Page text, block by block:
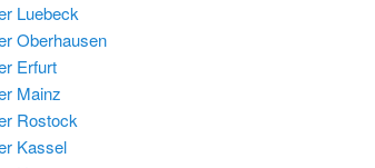
Luebeck
Oberhausen
Erfurt
Mainz
Rostock
Kassel